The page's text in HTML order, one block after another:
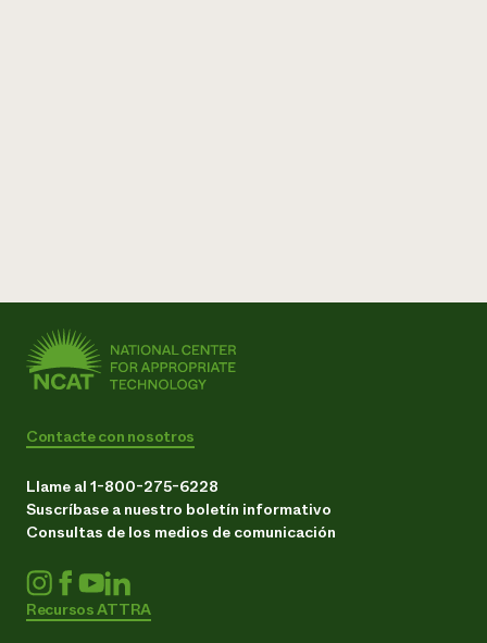
Contacte con nosotros
Llame al 1-800-275-6228
Suscríbase a nuestro boletín informativo
Consultas de los medios de comunicación
Recursos ATTRA